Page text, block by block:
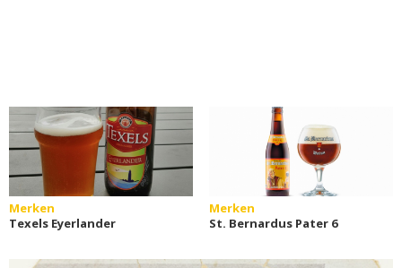
Merken
Texels Eyerlander
Merken
St. Bernardus Pater 6